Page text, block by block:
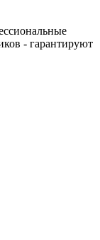
- гарантируют